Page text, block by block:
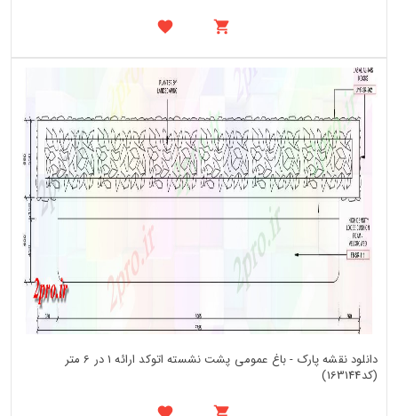
دانلود نقشه پارک - باغ عمومی پشت نشسته اتوکد ارائه 1 در 6 متر
(کد163144)